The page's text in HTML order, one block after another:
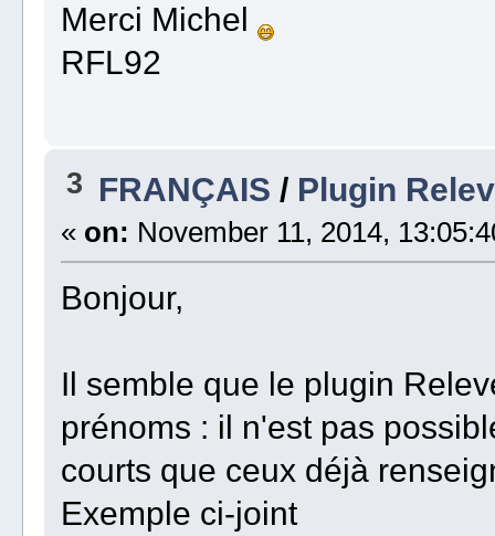
Merci Michel
RFL92
3 FRANÇAIS / Plugin
« on: November 11, 2014,
Bonjour,
Il semble que le plugin
prénoms : il n'est pas
courts que ceux déjà
Exemple ci-joint